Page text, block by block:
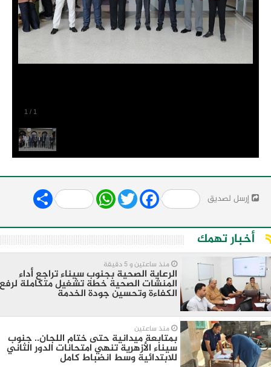
1 / 1
إرسل لصديق Share WhatsApp
Twitter Facebook
أخبار تهمك
منذ ساعتين و 5 دقيقة
الرعاية الصحية بجنوب سيناء تراجع أداء
المنشات الصحية خطة تشغيل متكاملة لرفع
الكفاءة وتحسين جودة الخدمة
منذ ساعتين
بمتابعة ميدانية حتى ختام اللجان.. جنوب
سيناء الأزهرية تنهي امتحانات الدور الثاني
للابتدائية وسط انضباط كامل